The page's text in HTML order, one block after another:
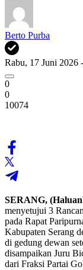
Berto Purba
Rabu, 17 Juni 2026
0
0
10074
SERANG,
menyetujui 3
pada Rapat
Kabupaten Serang
di gedung dewan
disampaikan Juru
dari Fraksi Partai